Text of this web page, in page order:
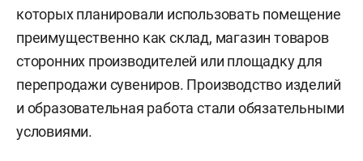
которых планировали использовать помещение
преимущественно как склад, магазин товаров
сторонних производителей или площадку для
перепродажи сувениров. Производство изделий
и образовательная работа стали обязательными
условиями.